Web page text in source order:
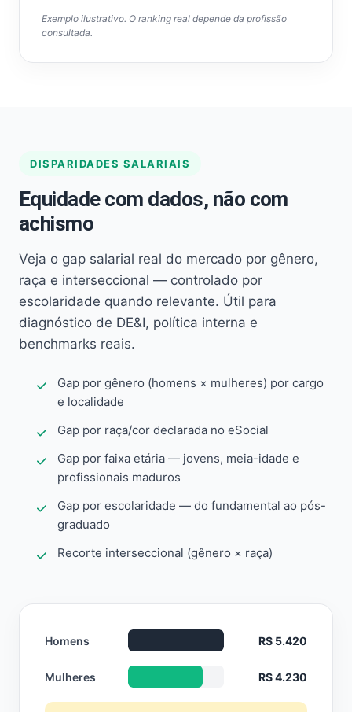
Exemplo ilustrativo. O ranking real depende da profissão
consultada.
DISPARIDADES SALARIAIS
Equidade com dados, não com
achismo
Veja o gap salarial real do mercado por gênero,
raça e interseccional — controlado por
escolaridade quando relevante. Útil para
diagnóstico de DE&I, política interna e
benchmarks reais.
Gap por gênero (homens × mulheres) por cargo
e localidade
Gap por raça/cor declarada no eSocial
Gap por faixa etária — jovens, meia-idade e
profissionais maduros
Gap por escolaridade — do fundamental ao pós-
graduado
Recorte interseccional (gênero × raça)
Homens R$ 5.420
Mulheres R$ 4.230